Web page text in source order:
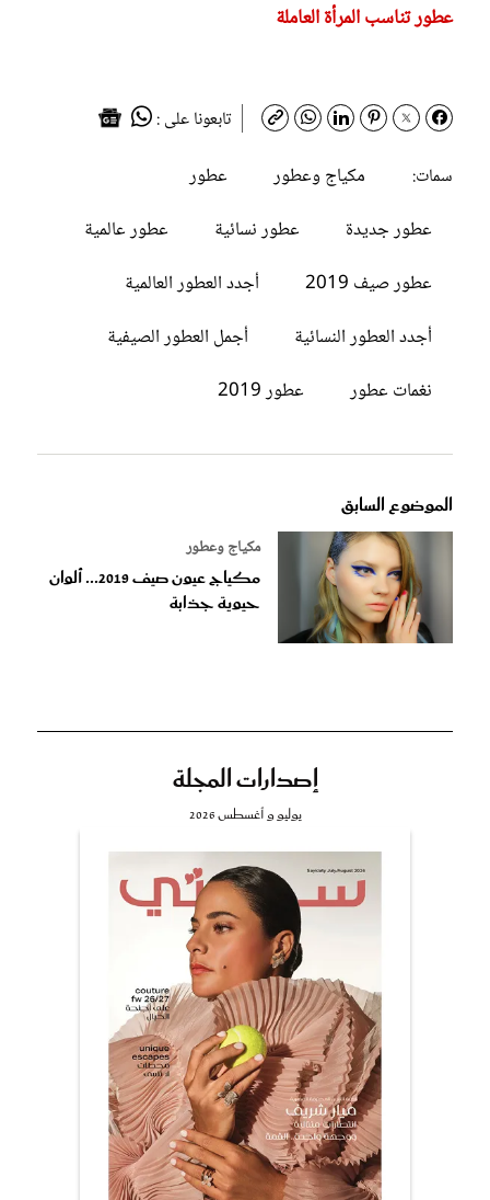
عطور تناسب المرأة العاملة
تابعونا على :
سمات:
مكياج وعطور
عطور
عطور جديدة
عطور نسائية
عطور عالمية
عطور صيف 2019
أجدد العطور العالمية
أجدد العطور النسائية
أجمل العطور الصيفية
نغمات عطور
عطور 2019
الموضوع السابق
مكياج وعطور
مكياج عيون صيف 2019... ألوان
حيوية جذابة
إصدارات المجلة
يوليو و أغسطس 2026